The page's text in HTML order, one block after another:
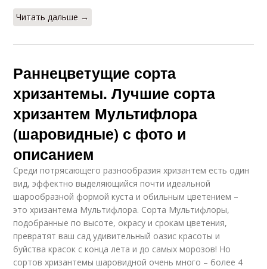
Читать дальше →
Раннецветущие сорта
хризантемы. Лучшие сорта
хризантем Мультифлора
(шаровидные) с фото и
описанием
Среди потрясающего разнообразия хризантем есть один
вид, эффектно выделяющийся почти идеальной
шарообразной формой куста и обильным цветением –
это хризантема Мультифлора. Сорта Мультифлоры,
подобранные по высоте, окрасу и срокам цветения,
превратят ваш сад удивительный оазис красоты и
буйства красок с конца лета и до самых морозов! Но
сортов хризантемы шаровидной очень много – более 4